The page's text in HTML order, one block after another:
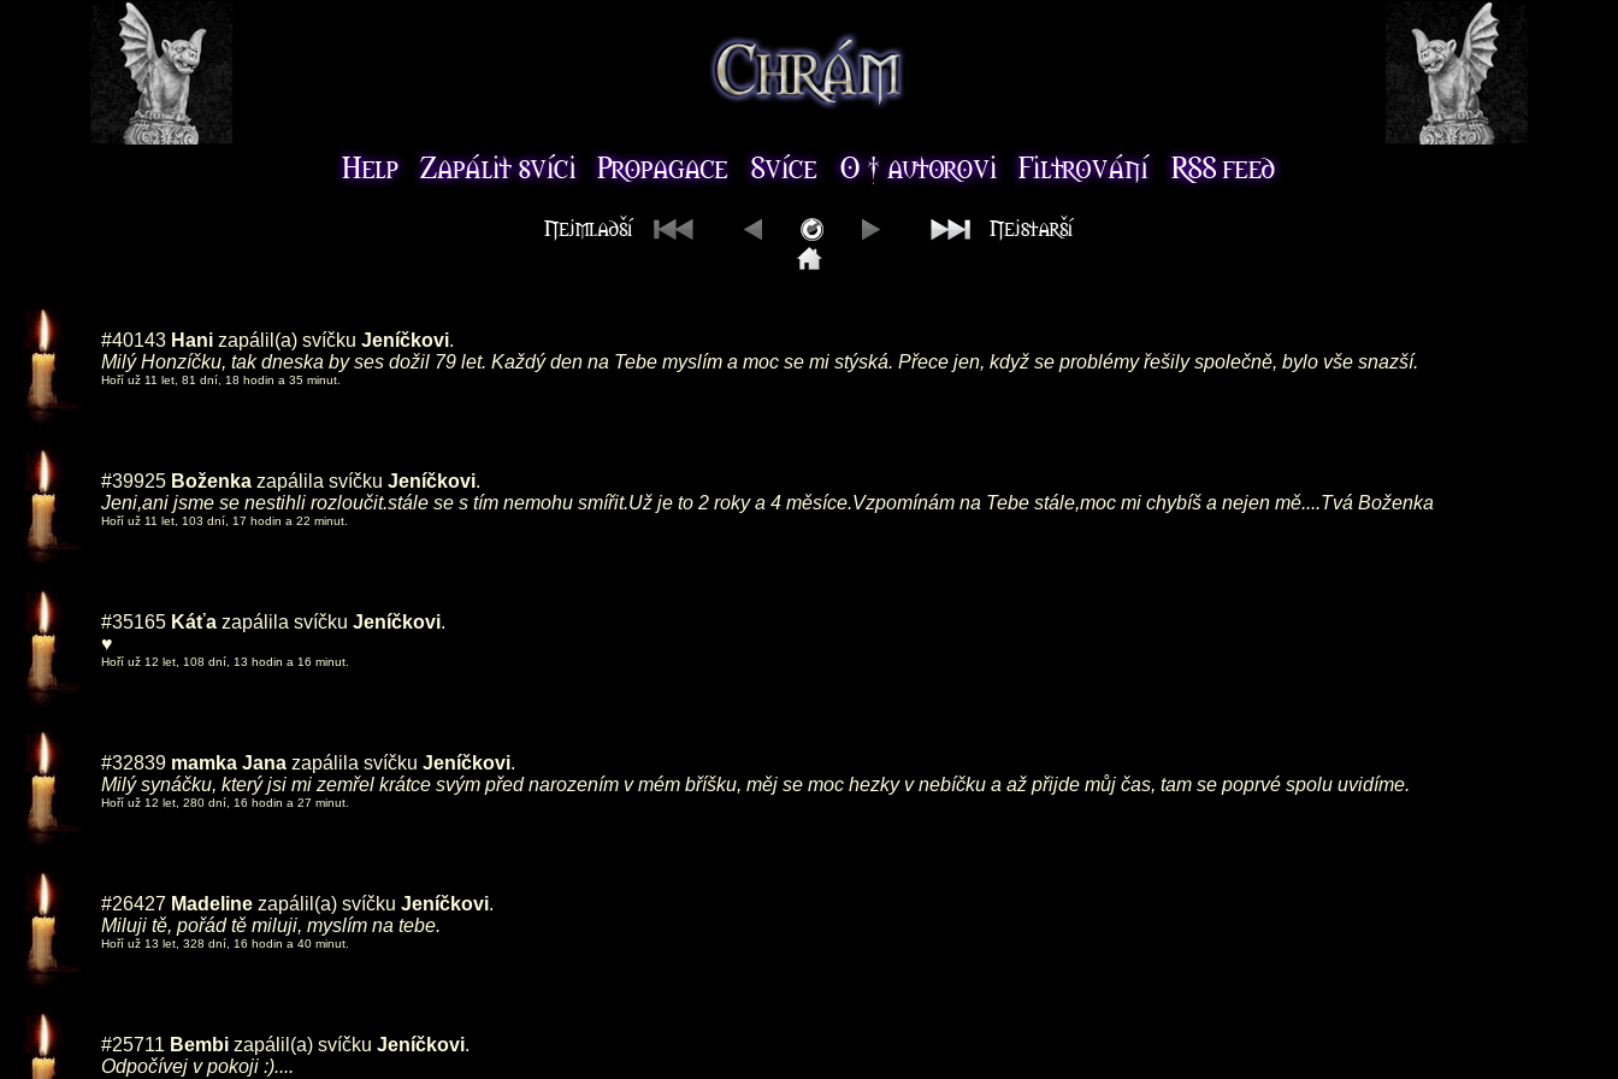
#40143 Hani zapálil(a) svíčku Jeníčkovi.
Milý Honzíčku, tak dneska by ses dožil 79 let. Každý den na Tebe myslím a moc se mi stýská. Přece jen, když se problémy řešily společně, bylo vše snazší.
Hoří už 11 let, 81 dní, 18 hodin a 35 minut.
#39925 Boženka zapálila svíčku Jeníčkovi.
Jeni,ani jsme se nestihli rozloučit.stále se s tím nemohu smířit.Už je to 2 roky a 4 měsíce.Vzpomínám na Tebe stále,moc mi chybíš a nejen mě....Tvá Boženka
Hoří už 11 let, 103 dní, 17 hodin a 22 minut.
#35165 Káťa zapálila svíčku Jeníčkovi.
♥
Hoří už 12 let, 108 dní, 13 hodin a 16 minut.
#32839 mamka Jana zapálila svíčku Jeníčkovi.
Milý synáčku, který jsi mi zemřel krátce svým před narozením v mém bříšku, měj se moc hezky v nebíčku a až přijde můj čas, tam se poprvé spolu uvidíme.
Hoří už 12 let, 280 dní, 16 hodin a 27 minut.
#26427 Madeline zapálil(a) svíčku Jeníčkovi.
Miluji tě, pořád tě miluji, myslím na tebe.
Hoří už 13 let, 328 dní, 16 hodin a 40 minut.
#25711 Bembi zapálil(a) svíčku Jeníčkovi.
Odpočívej v pokoji :)....